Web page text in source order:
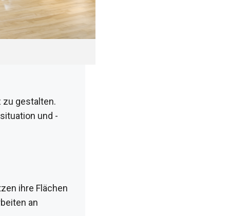
zu gestalten.
und -
ihre Flächen
an